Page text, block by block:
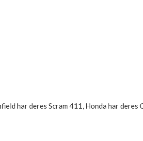
har deres Scram 411, Honda har deres